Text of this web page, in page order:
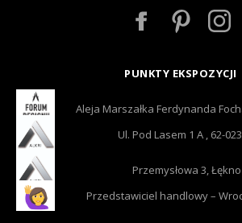
PUNKTY EKSPOZYCJI
Aleja Marszałka Ferdynanda
Ul. Pod Lasem 1 A , 62-
Przemysłowa 3,
Przedstawiciel handlowy –